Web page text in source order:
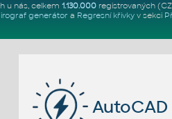
u nás, celkem 1.130.000registrovaných
generátor a Regresní křivkyv sekci
AutoCAD